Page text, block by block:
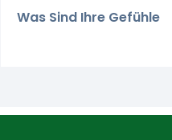
Was Sind Ihre Gefühle